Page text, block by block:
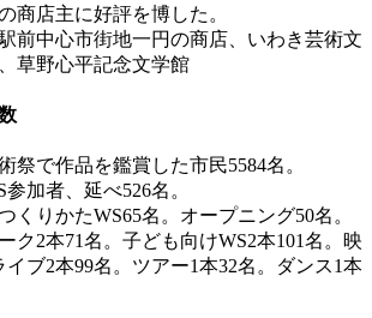
商店主に好評を博した。
前中心市街地一円の商店、いわき芸術文
草野心平記念文学館
祭で作品を鑑賞した市民5584名。
加者、延べ526名。
くりかたWS65名。オープニング50名。
ク2本71名。子ども向けWS2本101名。映
イブ2本99名。ツアー1本32名。ダンス1本